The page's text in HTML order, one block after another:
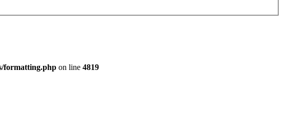
formatting.php on line 4819